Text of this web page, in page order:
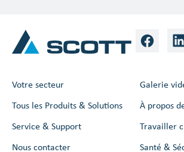
Votre secteur
Tous les Produits & Solutions
Service & Support
Nous contacter
Galerie
À propos
Travailler
Santé &